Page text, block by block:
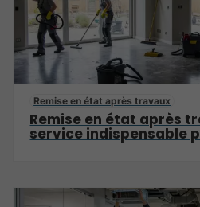
Remise en état après travaux
Remise en état après
service indispensable